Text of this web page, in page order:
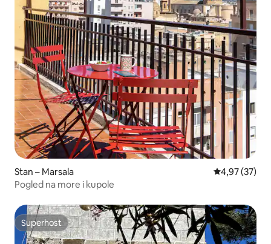
Stan – Marsala Prosječna
4,97 (37)
Pogled na more i kupole
Superhost
Superhost